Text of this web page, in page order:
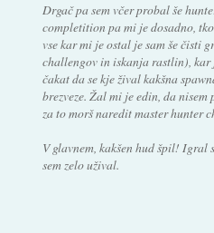
Drgač pa sem včer probal še
completition pa mi je dosadno,
vse kar mi je ostal je sam še čisti
challengov in iskanja rastlin), kar
čakat da se kje žival kakšna
brezveze. Žal mi je edin, da
za to morš naredit master hunter
V glavnem, kakšen hud špil! Igral
sem zelo užival.